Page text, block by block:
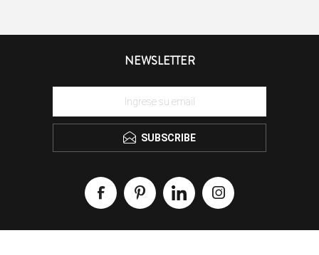
NEWSLETTER
SUBSCRIBE